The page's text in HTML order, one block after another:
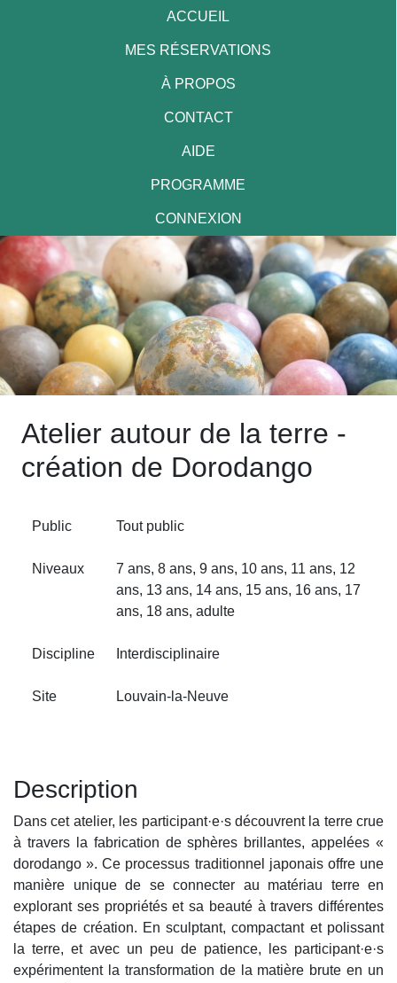
ACCUEIL
MES RÉSERVATIONS
À PROPOS
CONTACT
AIDE
PROGRAMME
CONNEXION
Atelier autour de la terre -
création de Dorodango
Public Tout public
Niveaux
7 ans, 8 ans, 9 ans, 10 ans, 11 ans, 12
ans, 13 ans, 14 ans, 15 ans, 16 ans, 17
ans, 18 ans, adulte
Discipline Interdisciplinaire
Site Louvain‑la‑Neuve
Description
Dans cet atelier, les participant·e·s découvrent la terre crue
à travers la fabrication de sphères brillantes, appelées «
dorodango ». Ce processus traditionnel japonais offre une
manière unique de se connecter au matériau terre en
explorant ses propriétés et sa beauté à travers différentes
étapes de création. En sculptant, compactant et polissant
la terre, et avec un peu de patience, les participant·e·s
expérimentent la transformation de la matière brute en un